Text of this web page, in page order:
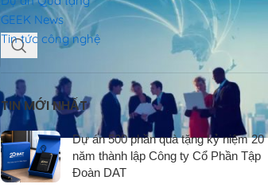
GEEK News
Tin tức công nghệ
TIN MỚI NHẤT
Dự án 500 phần quà tặng kỷ niệm 20
năm thành lập Công ty Cổ Phần Tập
Đoàn DAT